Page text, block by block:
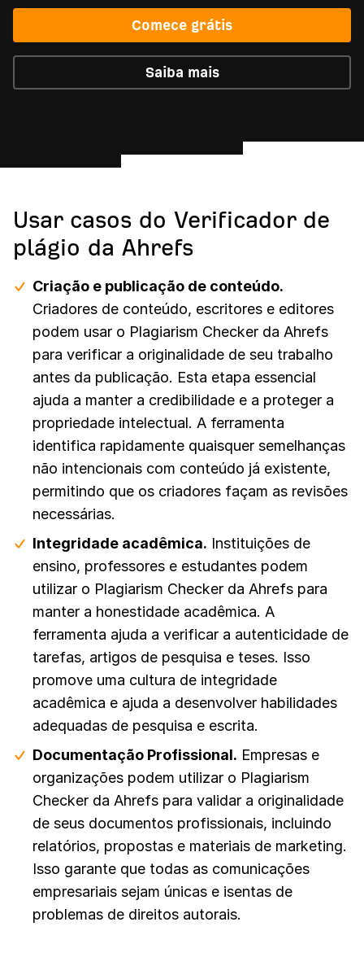
Comece grátis
Saiba mais
Usar casos do Verificador de
plágio da Ahrefs
Criação e publicação de conteúdo.
Criadores de conteúdo, escritores e editores
podem usar o Plagiarism Checker da Ahrefs
para verificar a originalidade de seu trabalho
antes da publicação. Esta etapa essencial
ajuda a manter a credibilidade e a proteger a
propriedade intelectual. A ferramenta
identifica rapidamente quaisquer semelhanças
não intencionais com conteúdo já existente,
permitindo que os criadores façam as revisões
necessárias.
Integridade acadêmica. Instituições de
ensino, professores e estudantes podem
utilizar o Plagiarism Checker da Ahrefs para
manter a honestidade acadêmica. A
ferramenta ajuda a verificar a autenticidade de
tarefas, artigos de pesquisa e teses. Isso
promove uma cultura de integridade
acadêmica e ajuda a desenvolver habilidades
adequadas de pesquisa e escrita.
Documentação Profissional. Empresas e
organizações podem utilizar o Plagiarism
Checker da Ahrefs para validar a originalidade
de seus documentos profissionais, incluindo
relatórios, propostas e materiais de marketing.
Isso garante que todas as comunicações
empresariais sejam únicas e isentas de
problemas de direitos autorais.